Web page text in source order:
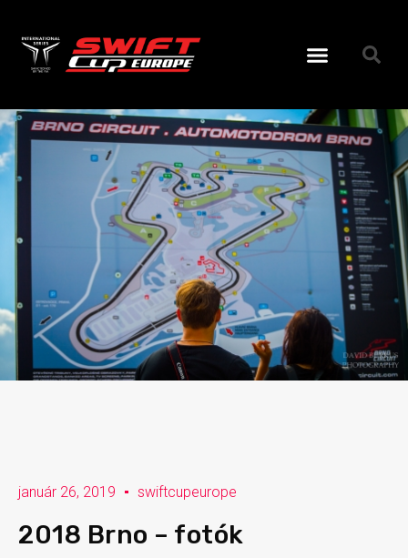
január 26, 2019 swiftcupeurope
2018 Brno – fotók